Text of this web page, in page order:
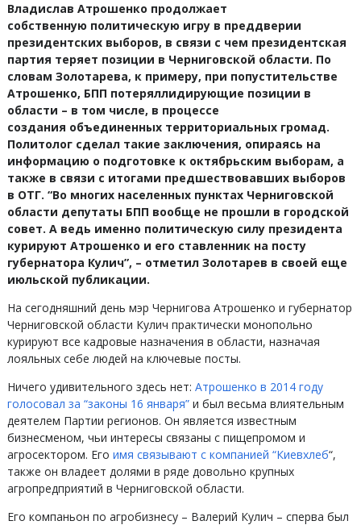
Владислав Атрошенко продолжает
собственную политическую игру в преддверии
президентских выборов, в связи с чем президентская
партия теряет позиции в Черниговской области. По
словам Золотарева, к примеру, при попустительстве
Атрошенко, БПП потеряллидирующие позиции в
области – в том числе, в процессе
создания объединенных территориальных громад.
Политолог сделал такие заключения, опираясь на
информацию о подготовке к октябрьским выборам, а
также в связи с итогами предшествовавших выборов
в ОТГ. “Во многихнаселенных пунктах Черниговской
области депутаты БПП вообще не прошли в городской
совет. А ведь именно политическую силу президента
курируют Атрошенко и его ставленник на посту
губернатора Кулич”, – отметилЗолотарев в своей еще
июльской публикации.
На сегодняшний день мэр Чернигова Атрошенко и губернатор
Черниговской области Кулич практически монопольно
курируют все кадровые назначения в области, назначая
лояльных себе людей на ключевые посты.
Ничего удивительного здесь нет: Атрошенко в 2014 году
голосовал за “законы 16 января”и был весьма влиятельным
деятелем Партии регионов. Он является известным
бизнесменом, чьи интересы связаны с пищепромом и
агросектором. Его имя связывают с компанией “Киевхлеб“,
также он владеет долями в ряде довольно крупных
агропредприятий в Черниговской области.
Его компаньон по агробизнесу – Валерий Кулич – сперва был